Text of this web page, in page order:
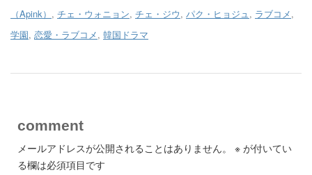
（Apink） , チェ・ウォニョン, チェ・ジウ, パク・ヒョジュ, ラブコメ,
学園, 恋愛・ラブコメ, 韓国ドラマ
comment
メールアドレスが公開されることはありません。 ※ が付いてい
る欄は必須項目です